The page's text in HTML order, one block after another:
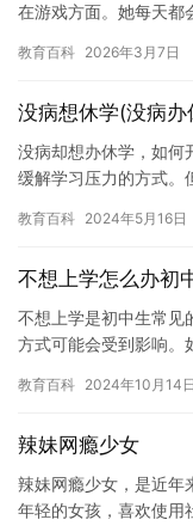
在游戏方面。她每天都
尝…
教育百科 2026年3月7日
没病想休学(没病
没病却想办休学，如何
缓解学习压力的方式。
们需…
教育百科 2024年5月16日
不想上学怎么办初
不想上学是初中生常见
方式可能会受到影响。
告…
教育百科 2024年10月14日
辣妹网瘾少女
辣妹网瘾少女，是近年
年轻的女孩，喜欢使用